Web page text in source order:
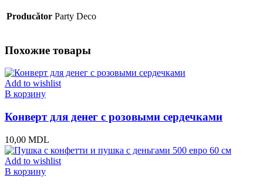
Producător Party Deco
Похожие товары
Add to wishlist
В корзину
Конверт для денег с розовыми сердечками
10,00 MDL
Add to wishlist
В корзину